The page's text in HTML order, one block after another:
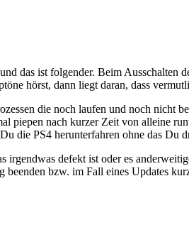
das ist folgender. Beim
hörst, dann liegt daran, dass
die noch laufen und noch nicht
piepen nach kurzer Zeit von alleine
die PS4 herunterfahren ohne das Du
irgendwas defekt ist oder es
bzw. im Fall eines Updates